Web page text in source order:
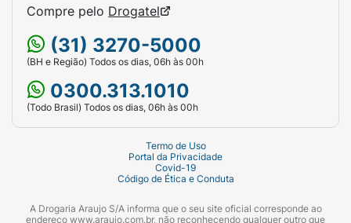
o auxílio de uma esponja de banho. Enxágue
seguida.
Ficha Técnica:
Marca:Francis.
Sabonete em Barra Corporal.
Fragrância: Lavanda.
Compre pelo Drogatel
(31) 3270-5000
(BH e Região) Todos os dias, 06h às 00h
0300.313.1010
(Todo Brasil) Todos os dias, 06h às 00h
Termo de Uso
Portal da Privacidade
Covid-19
Código de Ética e Conduta
A Drogaria Araujo S/A informa que o seu site oficial corresponde ao
endereço www.araujo.com.br, não reconhecendo qualquer outro que